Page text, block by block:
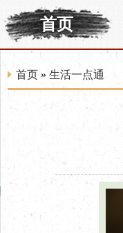
首页
首页 » 生活一点通